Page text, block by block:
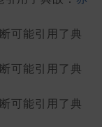
可能引用了典
可能引用了典
可能引用了典